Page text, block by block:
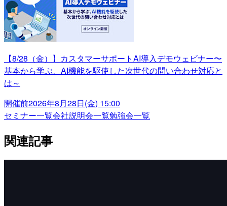
【8/28（金）】カスタマーサポートAI導入デモウェビナー〜
基本から学ぶ、AI機能を駆使した次世代の問い合わせ対応と
は～
開催前2026年8月28日(金) 15:00
セミナー一覧会社説明会一覧勉強会一覧
関連記事